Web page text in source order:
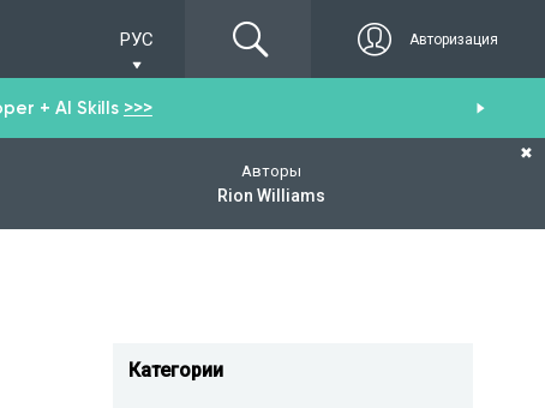
РУС Авторизация
+ AI Skills >>>
Авторы
Rion Williams
✖
Категории